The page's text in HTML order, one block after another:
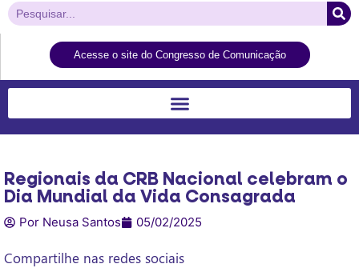
Acesse o site do Congresso de Comunicação
Regionais da CRB Nacional celebram o
Dia Mundial da Vida Consagrada
Por Neusa Santos 05/02/2025
Compartilhe nas redes sociais